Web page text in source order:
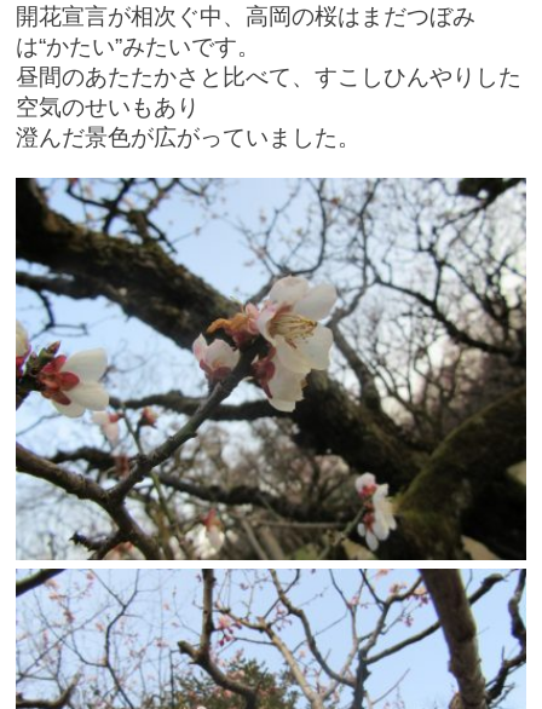
開花宣言が相次ぐ中、高岡の桜はまだつぼみ
は“かたい”みたいです。
昼間のあたたかさと比べて、すこしひんやりした
空気のせいもあり
澄んだ景色が広がっていました。